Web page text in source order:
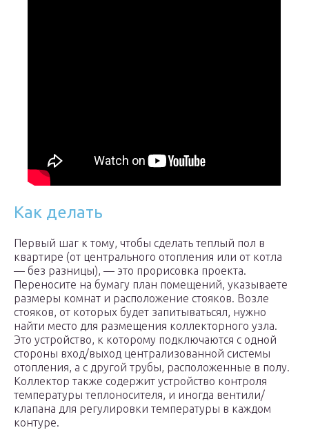
Как делать
Первый шаг к тому, чтобы сделать теплый пол в
квартире (от центрального отопления или от котла
— без разницы), — это прорисовка проекта.
Переносите на бумагу план помещений, указываете
размеры комнат и расположение стояков. Возле
стояков, от которых будет запитыватьсял, нужно
найти место для размещения коллекторного узла.
Это устройство, к которому подключаются с одной
стороны вход/выход централизованной системы
отопления, а с другой трубы, расположенные в полу.
Коллектор также содержит устройство контроля
температуры теплоносителя, и иногда вентили/
клапана для регулировки температуры в каждом
контуре.